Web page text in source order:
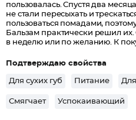
пользовалась. Спустя два
не стали пересыхать и
пользоваться помадами,
Бальзам практически решил их.
в неделю или по желанию. К
Подтверждаю свойства
Для сухих губ Питание
Смягчает Успокаивающий